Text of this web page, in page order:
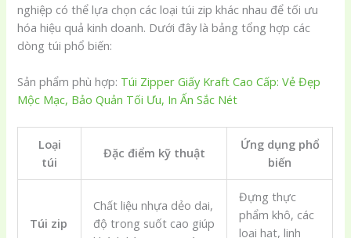
nghiệp có thể lựa chọn các loại túi zip khác nhau để tối ưu
hóa hiệu quả kinh doanh. Dưới đây là bảng tổng hợp các
dòng túi phổ biến:
Sản phẩm phù hợp: Túi Zipper Giấy Kraft Cao Cấp: Vẻ Đẹp
Mộc Mạc, Bảo Quản Tối Ưu, In Ấn Sắc Nét
Loại
túi
Đặc điểm kỹ thuật
Ứng dụng phổ
biến
Túi zip
Chất liệu nhựa dẻo dai,
độ trong suốt cao giúp
Đựng thực
phẩm khô, các
loại hạt, linh